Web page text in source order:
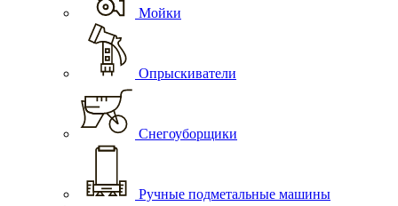
Мойки
Опрыскиватели
Снегоуборщики
Ручные подметальные машины